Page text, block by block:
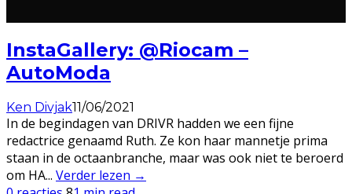
InstaGallery: @Riocam –
AutoModa
Ken Divjak11/06/2021
In de begindagen van DRIVR hadden we een fijne
redactrice genaamd Ruth. Ze kon haar mannetje prima
staan in de octaanbranche, maar was ook niet te beroerd
om HA... Verder lezen →